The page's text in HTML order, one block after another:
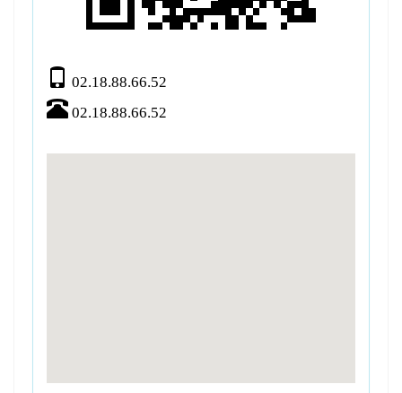
02.18.88.66.52
02.18.88.66.52